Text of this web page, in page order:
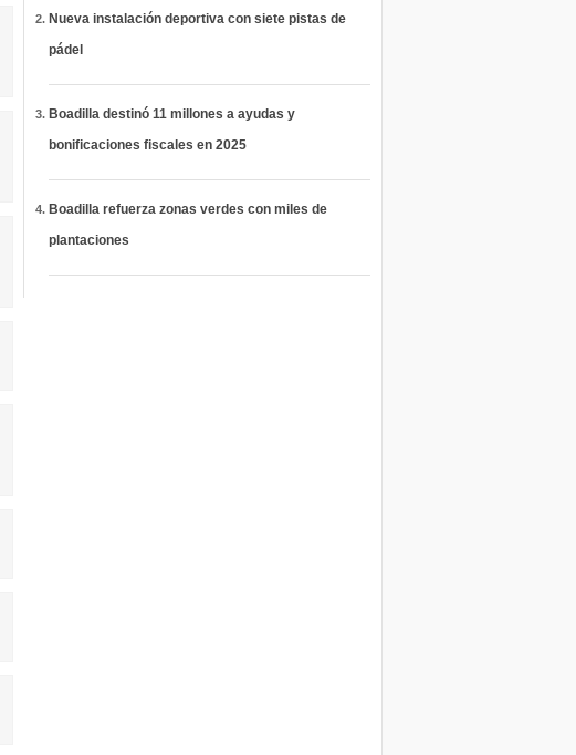
Nueva instalación deportiva con siete pistas de
pádel
Boadilla destinó 11 millones a ayudas y
bonificaciones fiscales en 2025
Boadilla refuerza zonas verdes con miles de
plantaciones